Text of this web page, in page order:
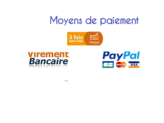
Moyens de paiement